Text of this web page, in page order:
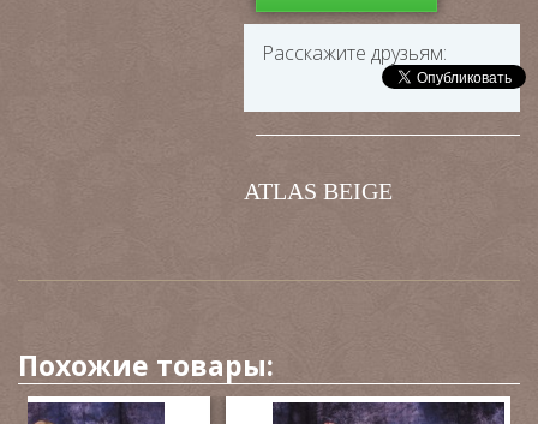
Расскажите друзьям:
ATLAS BEIGE
Похожие товары: